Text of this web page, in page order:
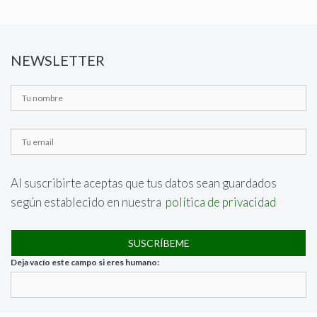
NEWSLETTER
Al suscribirte aceptas que tus datos sean guardados
según establecido en nuestra política de privacidad
Deja vacío este campo si eres humano: